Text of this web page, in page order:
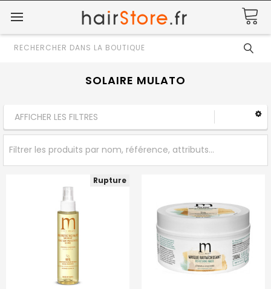
Rechercher
SOLAIRE MULATO
AFFICHER LES FILTRES
Rupture